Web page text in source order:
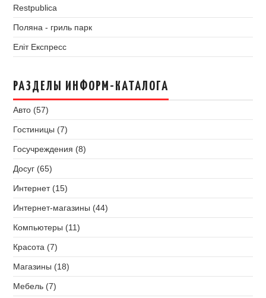
Restpublica
Поляна - гриль парк
Еліт Експресс
РАЗДЕЛЫ ИНФОРМ-КАТАЛОГА
Авто (57)
Гостиницы (7)
Госучреждения (8)
Досуг (65)
Интернет (15)
Интернет-магазины (44)
Компьютеры (11)
Красота (7)
Магазины (18)
Мебель (7)